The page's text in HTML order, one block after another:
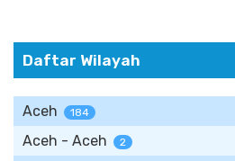
Daftar Wilayah
Aceh 184
Aceh - Aceh 2